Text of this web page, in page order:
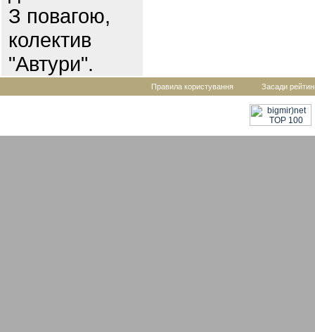
З повагою,
колектив
"Автури".
Правила користування Засади